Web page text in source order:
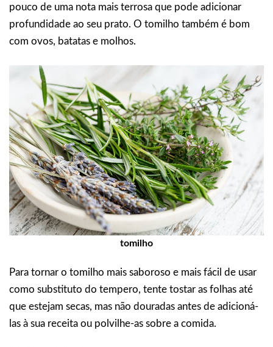
pouco de uma nota mais terrosa que pode adicionar
profundidade ao seu prato. O tomilho também é bom
com ovos, batatas e molhos.
tomilho
Para tornar o tomilho mais saboroso e mais fácil de usar
como substituto do tempero, tente tostar as folhas até
que estejam secas, mas não douradas antes de adicioná-
las à sua receita ou polvilhe-as sobre a comida.